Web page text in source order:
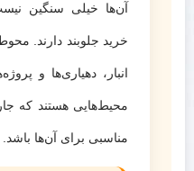
آن‌ها خیلی سنگین
خرید جلوبند دارند.
انبار، دهیاری‌ها و
محیط‌هایی هستند که
مناسبی برای آن‌ها باشد.